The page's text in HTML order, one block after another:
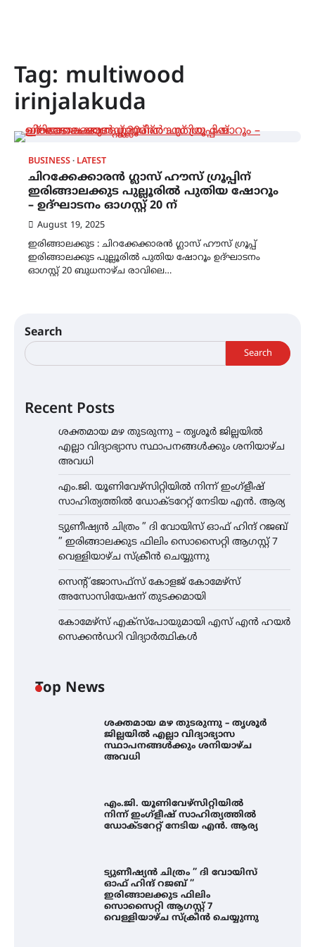
Tag: multiwood
irinjalakuda
BUSINESS LATEST
ചിറക്കേക്കാരൻ ഗ്ലാസ് ഹൗസ് ഗ്രൂപ്പിന്
ഇരിങ്ങാലക്കുട പുല്ലൂരിൽ പുതിയ ഷോറൂം
– ഉദ്‌ഘാടനം ഓഗസ്റ്റ് 20 ന്
August 19, 2025
ഇരിങ്ങാലക്കുട : ചിറക്കേക്കാരൻ ഗ്ലാസ് ഹൗസ് ഗ്രൂപ്പ്
ഇരിങ്ങാലക്കുട പുല്ലൂരിൽ പുതിയ ഷോറൂം ഉദ്ഘാടനം
ഓഗസ്റ്റ് 20 ബുധനാഴ്‌ച രാവിലെ…
Search
Search
Recent Posts
ശക്തമായ മഴ തുടരുന്നു – തൃശൂർ ജില്ലയിൽ
എല്ലാ വിദ്യാഭ്യാസ സ്ഥാപനങ്ങൾക്കും ശനിയാഴ്ച
അവധി
എം.ജി. യൂണിവേഴ്‌സിറ്റിയിൽ നിന്ന് ഇംഗ്ളീഷ്
സാഹിത്യത്തിൽ ഡോക്ടറേറ്റ് നേടിയ എൻ. ആര്യ
ട്യുണീഷ്യൻ ചിത്രം ” ദി വോയിസ് ഓഫ് ഹിന്ദ് റജബ്
” ഇരിങ്ങാലക്കുട ഫിലിം സൊസൈറ്റി ആഗസ്റ്റ് 7
വെള്ളിയാഴ്ച സ്‌ക്രീൻ ചെയ്യുന്നു
സെന്റ് ജോസഫ്സ് കോളജ് കോമേഴ്‌സ്
അസോസിയേഷന് തുടക്കമായി
കോമേഴ്സ് എക്സ്പോയുമായി എസ് എൻ ഹയർ
സെക്കൻഡറി വിദ്യാർത്ഥികൾ
Top News
ശക്തമായ മഴ തുടരുന്നു – തൃശൂർ
ജില്ലയിൽ എല്ലാ വിദ്യാഭ്യാസ
സ്ഥാപനങ്ങൾക്കും ശനിയാഴ്ച
അവധി
എം.ജി. യൂണിവേഴ്‌സിറ്റിയിൽ
നിന്ന് ഇംഗ്ളീഷ് സാഹിത്യത്തിൽ
ഡോക്ടറേറ്റ് നേടിയ എൻ. ആര്യ
ട്യുണീഷ്യൻ ചിത്രം ” ദി വോയിസ്
ഓഫ് ഹിന്ദ് റജബ് ”
ഇരിങ്ങാലക്കുട ഫിലിം
സൊസൈറ്റി ആഗസ്റ്റ് 7
വെള്ളിയാഴ്ച സ്‌ക്രീൻ ചെയ്യുന്നു